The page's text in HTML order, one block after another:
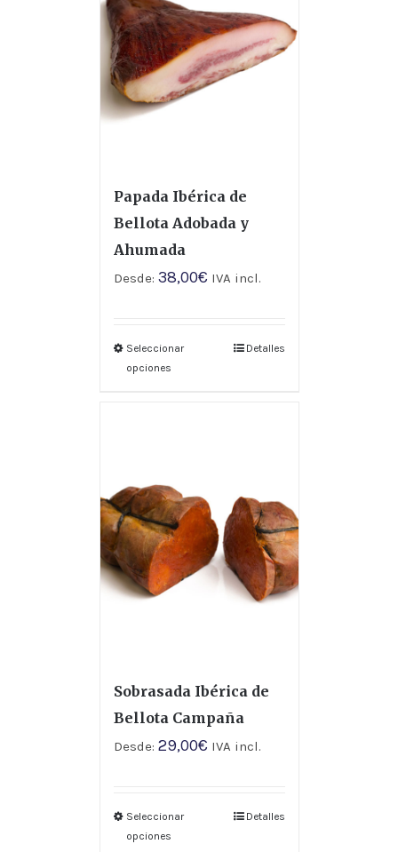
Papada Ibérica de
Bellota Adobada y
Ahumada
Desde: 38,00€ IVA incl.
Seleccionar
opciones
Detalles
Sobrasada Ibérica de
Bellota Campaña
Desde: 29,00€ IVA incl.
Seleccionar
opciones
Detalles